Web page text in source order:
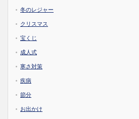
冬のレジャー
クリスマス
宝くじ
成人式
寒さ対策
疾病
節分
お出かけ